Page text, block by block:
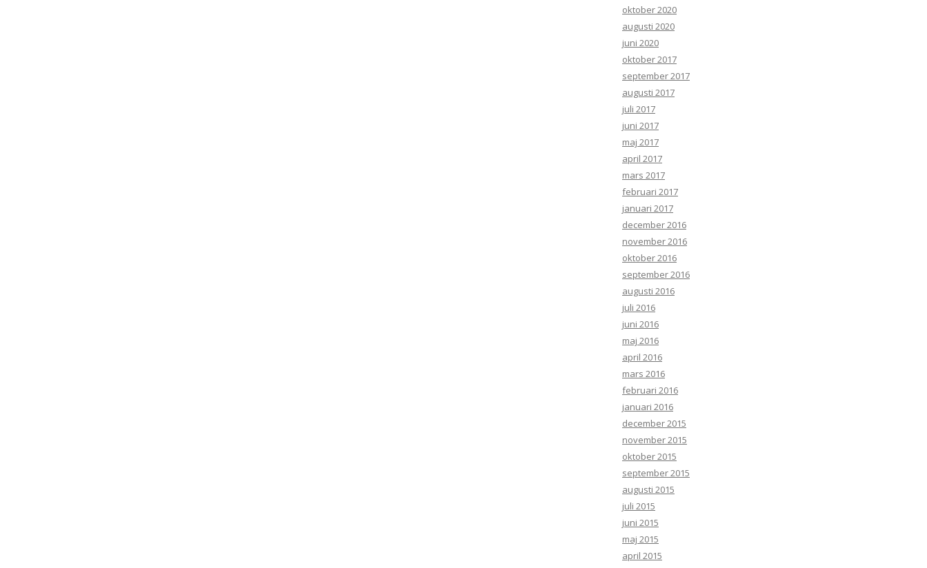
oktober 2020
augusti 2020
juni 2020
oktober 2017
september 2017
augusti 2017
juli 2017
juni 2017
maj 2017
april 2017
mars 2017
februari 2017
januari 2017
december 2016
november 2016
oktober 2016
september 2016
augusti 2016
juli 2016
juni 2016
maj 2016
april 2016
mars 2016
februari 2016
januari 2016
december 2015
november 2015
oktober 2015
september 2015
augusti 2015
juli 2015
juni 2015
maj 2015
april 2015